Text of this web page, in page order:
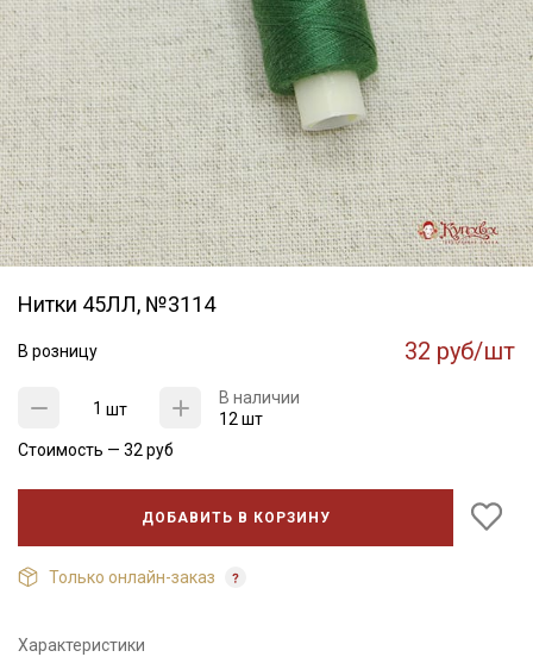
Нитки 45ЛЛ, №3114
В розницу 32 руб/шт
шт
В наличии
12 шт
Стоимость — 32руб
ДОБАВИТЬ В КОРЗИНУ
Только онлайн-заказ
Характеристики